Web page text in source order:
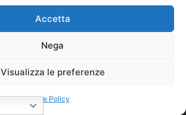
Accetta
Nega
Visualizza le preferenze
Cookie Policy